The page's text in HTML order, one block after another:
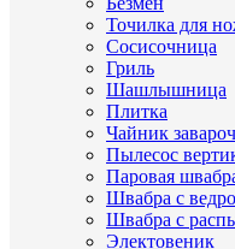
Точилка для
Сосисочница
Гриль
Шашлышница
Плитка
Чайник
Пылесос
Паровая
Швабра с
Швабра с
Электовеник